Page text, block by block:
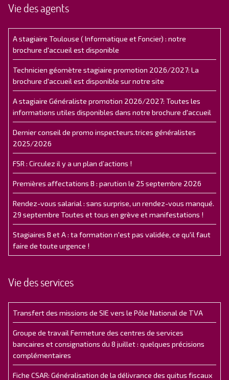
Vie des agents
A stagiaire Toulouse ( Informatique et Foncier) : notre
brochure d'accueil est disponible
Technicien géomètre stagiaire promotion 2026/2027: La
brochure d'accueil est disponible sur notre site
A stagiaire Généraliste promotion 2026/2027: Toutes les
informations utiles disponibles dans notre brochure d'accueil
Dernier conseil de promo inspecteurs.trices généralistes
2025/2026
FSR : Circulez il y a un plan d’actions !
Premières affectations B : parution le 25 septembre 2026
Rendez-vous salarial : sans surprise, un rendez-vous manqué.
29 septembre Toutes et tous en grève et manifestations !
Stagiaires B et A : ta formation n'est pas validée, ce qu'il faut
faire de toute urgence !
Vie des services
Transfert des missions de SIE vers le Pôle National de TVA
Groupe de travail Fermeture des centres de services
bancaires et consignations du 8 juillet : quelques précisions
complémentaires
Fiche CSAR: Généralisation de la délivrance des quitus fiscaux